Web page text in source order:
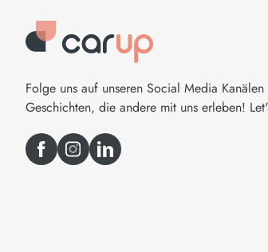
Folge uns auf unseren Social Media
Geschichten, die andere mit uns erleben!